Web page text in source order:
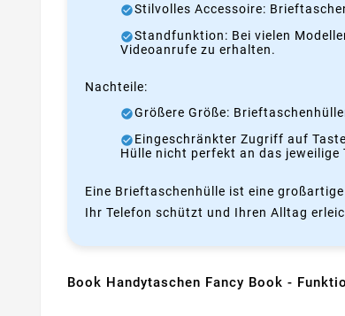
Stilvolles Accessoire:
Standfunktion: Bei vielen
Videoanrufe zu erhalten.
Nachteile:
Größere Größe:
Eingeschränkter Zugriff auf
Hülle nicht perfekt an das
Eine Brieftaschenhülle ist eine
Ihr Telefon schützt und Ihren Alltag
Book Handytaschen Fancy Book -